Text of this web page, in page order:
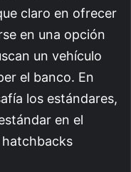
claro en ofrecer
en una opción
un vehículo
el banco. En
los estándares,
en el